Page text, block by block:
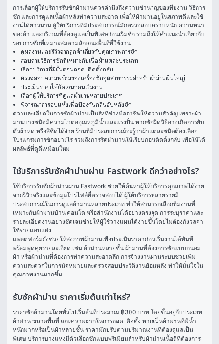
การเลือกผู้ให้บริการรับซักผ้าม่านควรคำนึงถึงความชำนาญของทีมงาน วิธีการ
ซัก และการดูแลเนื้อผ้าหลังทำความสะอาด เพื่อให้ผ้าม่านอยู่ในสภาพดีและใช้
งานได้ยาวนาน ผู้ให้บริการที่มีประสบการณ์มักตรวจสอบคราบหนัก ความหนา
ของผ้า และบริเวณที่ต้องดูแลเป็นพิเศษก่อนเริ่มซัก รวมถึงให้คำแนะนำเกี่ยวกับ
รอบการซักที่เหมาะสมตามลักษณะพื้นที่ที่ใช้งาน
ดูผลงานและรีวิวจากลูกค้าเกี่ยวกับคุณภาพการซัก
สอบถามวิธีการซักที่เหมาะกับเนื้อผ้าแต่ละประเภท
เลือกบริการที่มีขั้นตอนถอด–ติดตั้งกลับ
ตรวจสอบความพร้อมของเครื่องซักอุตสาหกรรมสำหรับผ้าม่านผืนใหญ่
ประเมินราคาให้ชัดเจนก่อนเริ่มงาน
เลือกผู้ให้บริการที่ดูแลผ้าม่านหลายประเภท
พิจารณาการอบแห้งเพื่อป้องกันกลิ่นอับหลังซัก
ความละเอียดในการซักผ้าม่านเป็นสิ่งที่ช่างมืออาชีพให้ความสำคัญ เพราะผ้า
ม่านบางชนิดมีความไวต่ออุณหภูมิน้ำและแรงปั่น หากซักผิดวิธีอาจเกิดการยับ
ตัวผ้าหด หรือสีซีดได้ง่าย ร้านที่มีประสบการณ์จะรู้ว่าผ้าแต่ละชนิดต้องเลือก
โปรแกรมการซักอย่างไร รวมถึงการรีดผ้าม่านให้เรียบก่อนติดตั้งกลับ เพื่อให้ได้
ผลลัพธ์ที่ดูดีเหมือนใหม่
ใช้บริการรับซักผ้าม่านผ่าน Fastwork ดีกว่าอย่างไร?
ใช้บริการรับซักผ้าม่านผ่าน Fastwork ช่วยให้ค้นหาผู้ให้บริการคุณภาพได้ง่าย
จากรีวิวจริงและข้อมูลโปรไฟล์ที่ตรวจสอบได้ ผู้ให้บริการหลายรายมี
ประสบการณ์ในการดูแลผ้าม่านหลายประเภท ทำให้สามารถเลือกทีมงานที่
เหมาะกับผ้าม่านบ้าน คอนโด หรือสำนักงานได้อย่างตรงจุด การระบุราคาและ
รายละเอียดงานอย่างชัดเจนช่วยให้ผู้ใช้วางแผนได้ง่ายขึ้นโดยไม่ต้องกังวลค่า
ใช้จ่ายแอบแฝง
แพลตฟอร์มยังช่วยให้ส่งภาพผ้าม่านเพื่อประเมินราคาก่อนเริ่มงานได้ทันที
พร้อมพูดคุยรายละเอียด เช่น ผ้าม่านหลายชั้น ผ้าม่านที่ต้องการซักแบบถนอม
ผ้า หรือผ้าม่านที่ต้องการทำความสะอาดลึก การจ้างงานผ่านระบบช่วยเพิ่ม
ความสะดวกในการนัดหมายและตรวจสอบประวัติงานย้อนหลัง ทำให้มั่นใจใน
คุณภาพงานมากขึ้น
รับซักผ้าม่าน ราคาเริ่มต้นเท่าไหร่?
ราคาซักผ้าม่านโดยทั่วไปเริ่มต้นที่ประมาณ ฿300 บาท โดยขึ้นอยู่กับประเภท
ผ้าม่าน ขนาดพื้นที่ และความยากในการถอด–ติดตั้ง หากเป็นผ้าม่านที่มีน้ำ
หนักมากหรือเป็นผ้าหลายชั้น ราคามักปรับตามปริมาณงานที่ต้องดูแลเป็น
พิเศษ บริการบางแห่งมีตัวเลือกซักแบบพรีเมียมสำหรับผ้าม่านเนื้อดีที่ต้องการ